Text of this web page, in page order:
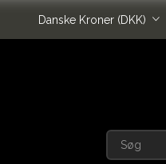
Danske Kroner (DKK)